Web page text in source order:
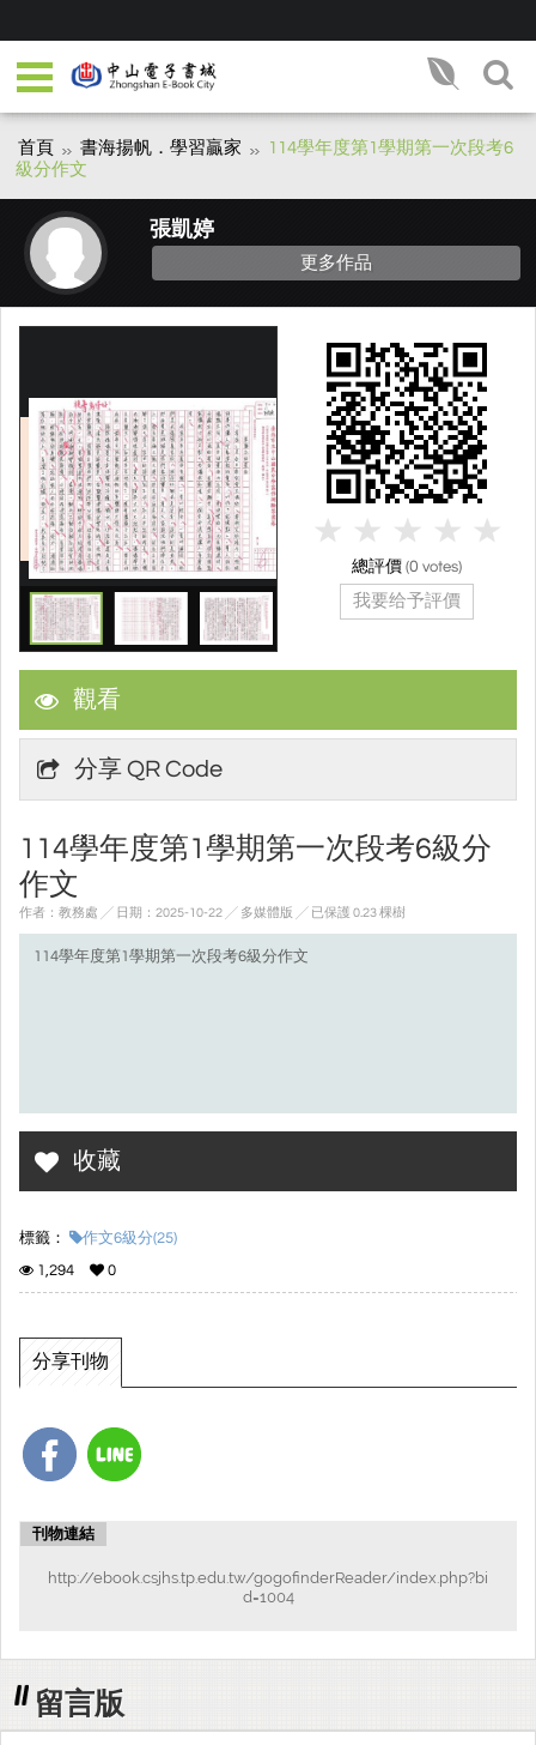
首頁 書海揚帆．學習贏家
114學年度第1學期第一次段考6
級分作文
張凱婷
更多作品
觀看
分享 QR Code
114學年度第1學期第一次段考6級分
作文
作者：教務處 ╱ 日期：2025-10-22 ╱ 多媒體版 ╱ 已保護 0.23 棵樹
114學年度第1學期第一次段考6級分作文
收藏
標籤：
作文6級分(25)
1,294
0
分享刊物
刊物連結
http://ebook.csjhs.tp.edu.tw/gogofinderReader/index.php?bi
d=1004
留言版
總評價(0 votes)
我要给予評價